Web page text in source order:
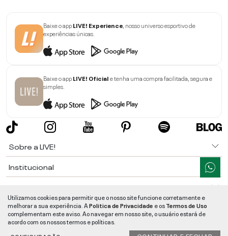
Baixe o appLIVE! Experience , nosso universo esportivo de
experiências únicas.
Baixe o appLIVE! Oficiale tenha uma compra facilitada, segura e
simples.
Sobre a LIVE!
Institucional
Ajuda
Segurança e Qualidade
Utilizamos cookies para permitir que o nosso site funcione corretamente e
melhorar a sua experiência. APolitica de Privacidade e osTermos de Uso
complementam este aviso. Ao navegar em nosso site, o usuário estará de
acordo com os nossos termos e políticas.